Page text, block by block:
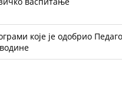
које је одобрио